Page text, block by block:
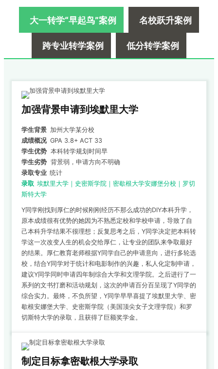
大一转学“早起鸟”案例 名校跃升案例
跨专业转学案例 低分转学案例
加强背景申请到埃默里大学
学生背景 加州大学某分校
成绩概况 GPA 3.8+ ACT 33
学生优势 本科转学规划时间早
学生劣势 背景弱，申请方向不明确
录取专业 统计
录取 埃默里大学｜史密斯学院｜密歇根大学安娜堡分校｜罗切
斯特大学
Y同学刚找到厚仁的时候刚刚经历不那么成功的DIY本科升学，
原本成绩很有优势的她因为不熟悉定校和学校申请，导致了自
己本科升学结果不很理想；反复思考之后，Y同学决定把本科转
学这一次改变人生的机会交给厚仁，让专业的团队来争取最好
的结果。厚仁教育老师根据Y同学自己的申请意向，进行多轮选
校，结合Y同学对于统计和电影制作的兴趣，私人化定制申请，
建议Y同学同时申请四年制综合大学和文理学院。之后进行了一
系列的文书打磨和活动规划，这次的申请百分百呈现了Y同学的
综合实力。最终，不负所望，Y同学早早喜提了埃默里大学、密
歇根安娜堡大学、史密斯学院（美国顶尖女子文理学院）和罗
切斯特大学的录取，且获得了巨额奖学金。
制定目标拿密歇根大学录取